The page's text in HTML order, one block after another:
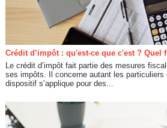
Crédit d’impôt : qu'est-ce que c'est ? Quel
Le crédit d’impôt fait partie des mesures
ses impôts. Il concerne autant les particuliers
dispositif s’applique pour des...